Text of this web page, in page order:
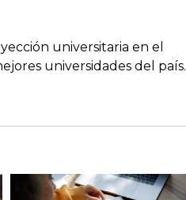
universitaria en el
universidades del país.